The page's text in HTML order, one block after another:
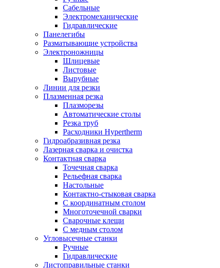
Сабельные
Электромеханические
Гидравлические
Панелегибы
Разматывающие устройства
Электроножницы
Шлицевые
Листовые
Вырубные
Линии для резки
Плазменная резка
Плазморезы
Автоматические столы
Резка труб
Расходники Hypertherm
Гидроабразивная резка
Лазерная сварка и очистка
Контактная сварка
Точечная сварка
Рельефная сварка
Настольные
Контактно-стыковая сварка
С координатным столом
Многоточечной сварки
Сварочные клещи
С медным столом
Угловысечные станки
Ручные
Гидравлические
Листоправильные станки